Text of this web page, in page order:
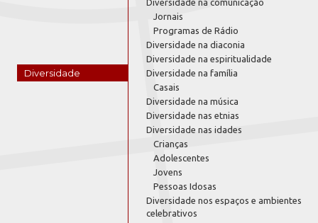
Diversidade
Diversidade na comunicação
Jornais
Programas de Rádio
Diversidade na diaconia
Diversidade na espiritualidade
Diversidade na família
Casais
Diversidade na música
Diversidade nas etnias
Diversidade nas idades
Crianças
Adolescentes
Jovens
Pessoas Idosas
Diversidade nos espaços e ambientes
celebrativos